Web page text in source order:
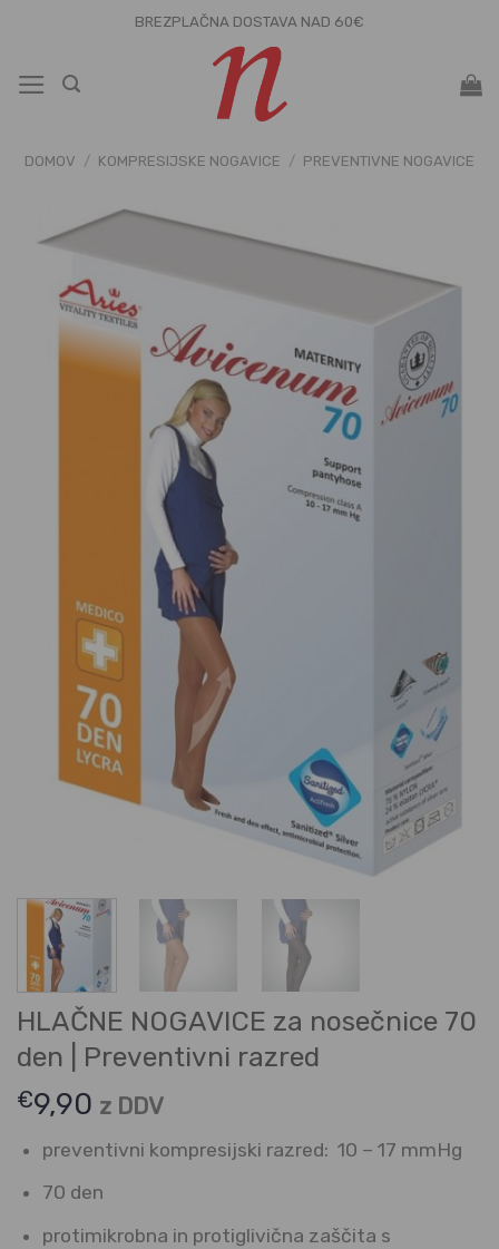
vsebino
BREZPLAČNA DOSTAVA NAD 60€
DOMOV / KOMPRESIJSKE NOGAVICE / PREVENTIVNE NOGAVICE
HLAČNE NOGAVICE za nosečnice 70
den | Preventivni razred
€9,90 z DDV
preventivni kompresijski razred: 10 – 17 mmHg
70 den
protimikrobna in protiglivična zaščita s